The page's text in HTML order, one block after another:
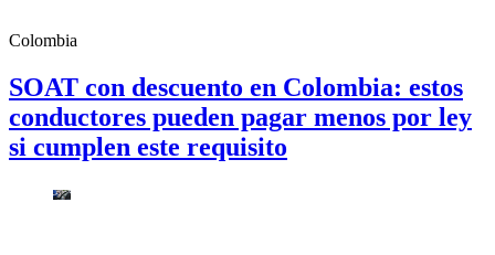
Colombia
SOAT con descuento en Colombia: estos
conductores pueden pagar menos por ley
si cumplen este requisito